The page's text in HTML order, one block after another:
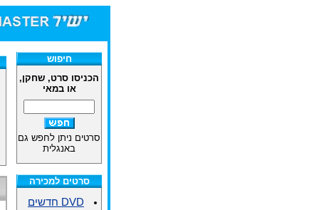
חיפוש
הכניסו סרט, שחקן,
או במאי
סרטים ניתן לחפש גם
באנגלית
סרטים למכירה
DVD חדשים